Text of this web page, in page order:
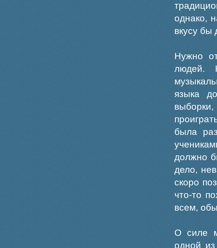
однако,
вкусу бы
Нужно
людей.
языка
была
должно
дело,
скоро
что-то
всем,
О силе
одной